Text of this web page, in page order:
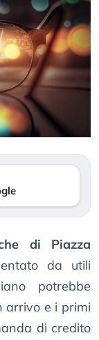
di Piazza
da utili
potrebbe
arrivo e i primi
di credito